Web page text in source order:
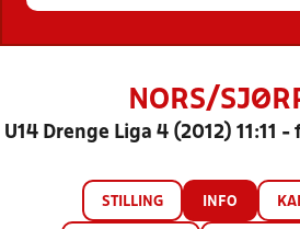
NORS/
U14 Drenge Liga 4 (2012) 11:11
STILLING INFO